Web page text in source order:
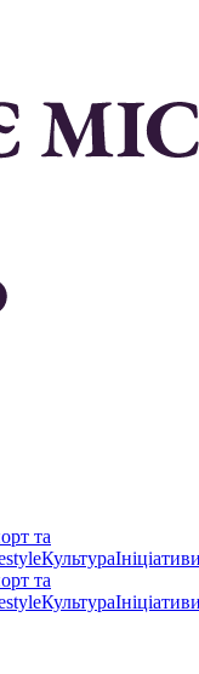
та
Культура
та
Культура